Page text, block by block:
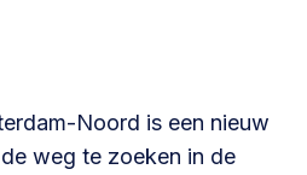
Noord is een nieuw
weg te zoeken in de